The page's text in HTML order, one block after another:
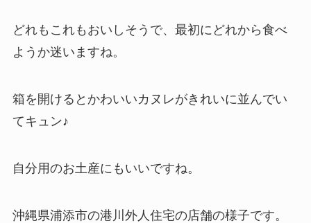
どれもこれもおいしそうで、最初にどれから食べ
ようか迷いますね。
箱を開けるとかわいいカヌレがきれいに並んでい
てキュン♪
自分用のお土産にもいいですね。
沖縄県浦添市の港川外人住宅の店舗の様子です。